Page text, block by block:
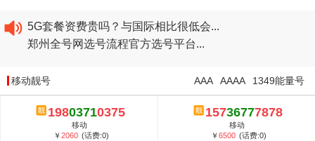
5G套餐资费贵吗？与国际相比很低会...
郑州全号网选号流程官方选号平台...
2020​联通最新套餐资费...
2020​电信最新套餐资费...
5G套餐资费贵吗？与国际相比很低会...
郑州全号网选号流程官方选号平台...
移动靓号 1349能量号
AAAA
AAA
19803710375
移动
￥2060 (话费:0)
15736777878
移动
￥6500 (话费:0)